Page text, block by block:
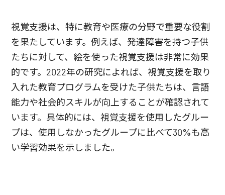
視覚支援は、特に教育や医療の分野で重要な役割
を果たしています。例えば、発達障害を持つ子供
たちに対して、絵を使った視覚支援は非常に効果
的です。2022年の研究によれば、視覚支援を取り
入れた教育プログラムを受けた子供たちは、言語
能力や社会的スキルが向上することが確認されて
います。具体的には、視覚支援を使用したグルー
プは、使用しなかったグループに比べて30%も高
い学習効果を示しました。